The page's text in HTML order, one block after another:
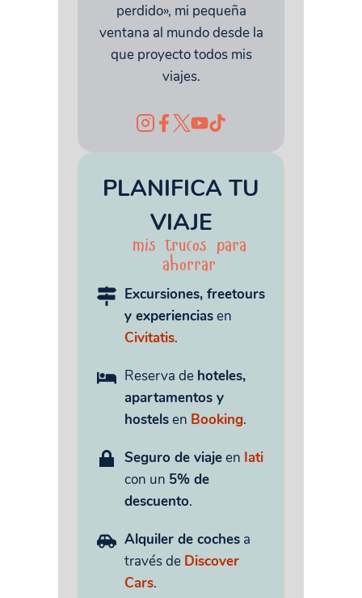
perdido», mi pequeña
ventana al mundo desde la
que proyecto todos mis
viajes.
PLANIFICA TU
VIAJE
mis trucos para
ahorrar
Excursiones, freetours
y experienciasen
Civitatis.
Reserva de hoteles,
apartamentos y
hostelsen Booking.
Seguro de viajeen Iati
con un 5% de
descuento.
Alquiler de coches a
través de Discover
Cars.